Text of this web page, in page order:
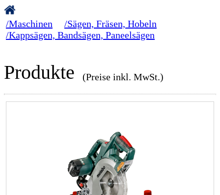
/Maschinen
/Sägen, Fräsen, Hobeln
/Kappsägen, Bandsägen, Paneelsägen
Produkte (Preise inkl. MwSt.)